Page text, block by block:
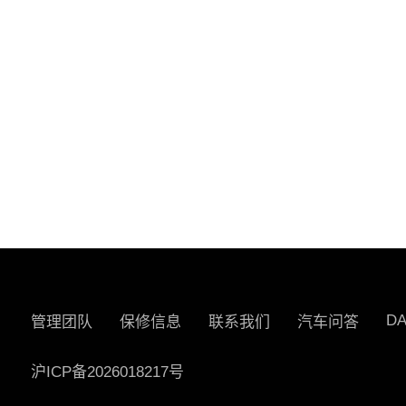
管理团队 保修信息 联系我们 汽车问答
沪ICP备2026018217号